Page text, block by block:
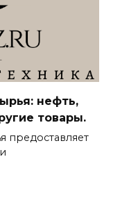
нефть,
товары.
предоставляет